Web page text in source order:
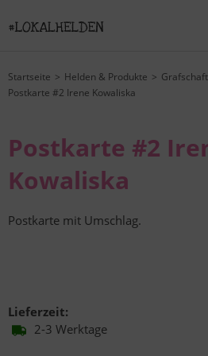
Startseite Helden & Produkte
Postkarte #2 Irene Kowaliska
Postkarte #2
Kowaliska
Postkarte mit Umschlag.
Lieferzeit:
2-3 Werktage